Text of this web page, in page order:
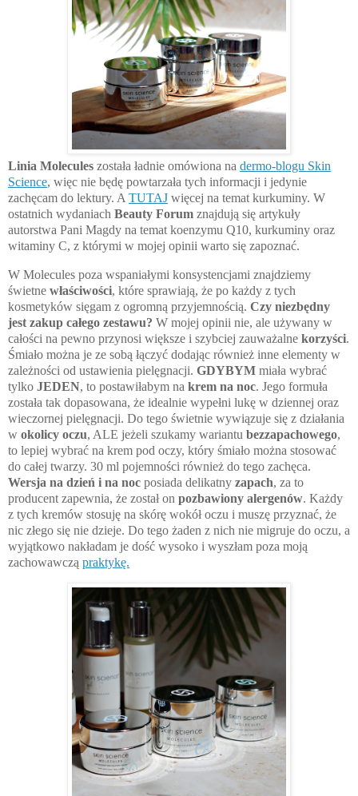
Linia Molecules została ładnie omówiona na dermo-blogu Skin
Science, więc nie będę powtarzała tych informacji i jedynie
zachęcam do lektury. A TUTAJ więcej na temat kurkuminy. W
ostatnich wydaniach Beauty Forum znajdują się artykuły
autorstwa Pani Magdy na temat koenzymu Q10, kurkuminy oraz
witaminy C, z którymi w mojej opinii warto się zapoznać.
W Molecules poza wspaniałymi konsystencjami znajdziemy
świetne właściwości, które sprawiają, że po każdy z tych
kosmetyków sięgam z ogromną przyjemnością. Czy niezbędny
jest zakup całego zestawu? W mojej opinii nie, ale używany w
całości na pewno przynosi większe i szybciej zauważalne korzyści.
Śmiało można je ze sobą łączyć dodając również inne elementy w
zależności od ustawienia pielęgnacji. GDYBYM miała wybrać
tylko JEDEN, to postawiłabym na krem na noc. Jego formuła
została tak dopasowana, że idealnie wypełni lukę w dziennej oraz
wieczornej pielęgnacji. Do tego świetnie wywiązuje się z działania
w okolicy oczu, ALE jeżeli szukamy wariantu bezzapachowego,
to lepiej wybrać na krem pod oczy, który śmiało można stosować
do całej twarzy. 30 ml pojemności również do tego zachęca.
Wersja na dzień i na noc posiada delikatny zapach, za to
producent zapewnia, że został on pozbawiony alergenów. Każdy
z tych kremów stosuję na skórę wokół oczu i muszę przyznać, że
nic złego się nie dzieje. Do tego żaden z nich nie migruje do oczu, a
wyjątkowo nakładam je dość wysoko i wyszłam poza moją
zachowawczą praktykę.